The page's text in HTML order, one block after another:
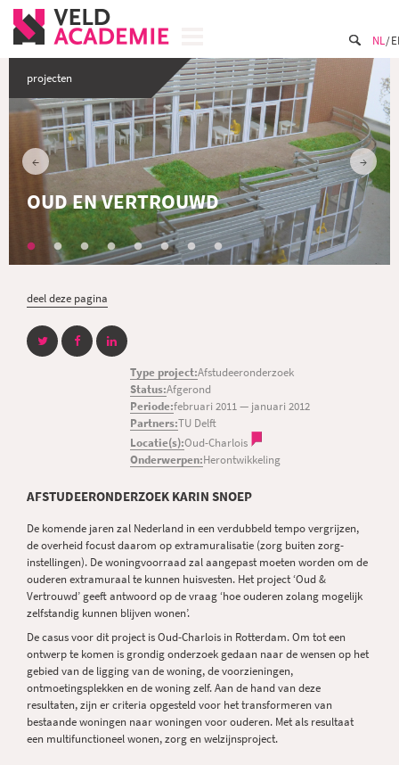
NL
projecten
OUD EN VERTROUWD
deel deze pagina
Type project:Afstudeeronderzoek
Status:Afgerond
Periode:februari 2011 — januari 2012
Partners:TU Delft
Locatie(s):Oud-Charlois
Onderwerpen:Herontwikkeling
AFSTUDEERONDERZOEK KARIN SNOEP
De komende jaren zal Nederland in een verdubbeld tempo vergrijzen,
de overheid focust daarom op extramuralisatie (zorg buiten zorg-
instellingen). De woningvoorraad zal aangepast moeten worden om de
ouderen extramuraal te kunnen huisvesten. Het project ‘Oud &
Vertrouwd’ geeft antwoord op de vraag ‘hoe ouderen zolang mogelijk
zelfstandig kunnen blijven wonen’.
De casus voor dit project is Oud-Charlois in Rotterdam. Om tot een
ontwerp te komen is grondig onderzoek gedaan naar de wensen op het
gebied van de ligging van de woning, de voorzieningen,
ontmoetingsplekken en de woning zelf. Aan de hand van deze
resultaten, zijn er criteria opgesteld voor het transformeren van
bestaande woningen naar woningen voor ouderen. Met als resultaat
een multifunctioneel wonen, zorg en welzijnsproject.